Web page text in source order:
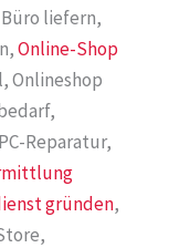
Büro liefern,
Online-Shop
Onlineshop
Reparatur,
gründen,